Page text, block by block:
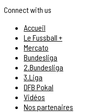
Connect with us
Accueil
Le Fussball +
Mercato
Bundesliga
2.Bundesliga
3.Liga
DFB Pokal
Vidéos
Nos partenaires